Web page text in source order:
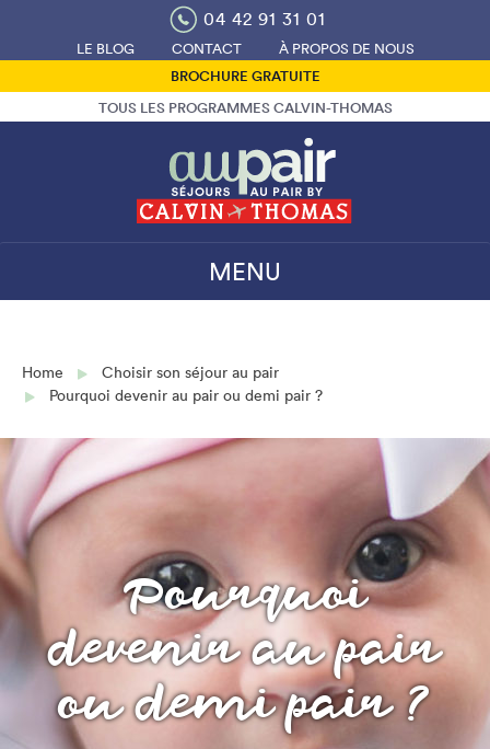
content
04 42 91 31 01
LE BLOG CONTACT
À PROPOS DE NOUS
BROCHURE GRATUITE
TOUS LES PROGRAMMES CALVIN-THOMAS
MENU
Home
Choisir son séjour au pair
Pourquoi devenir au pair ou demi pair ?
Pourquoi
devenir au pair
ou demi pair ?